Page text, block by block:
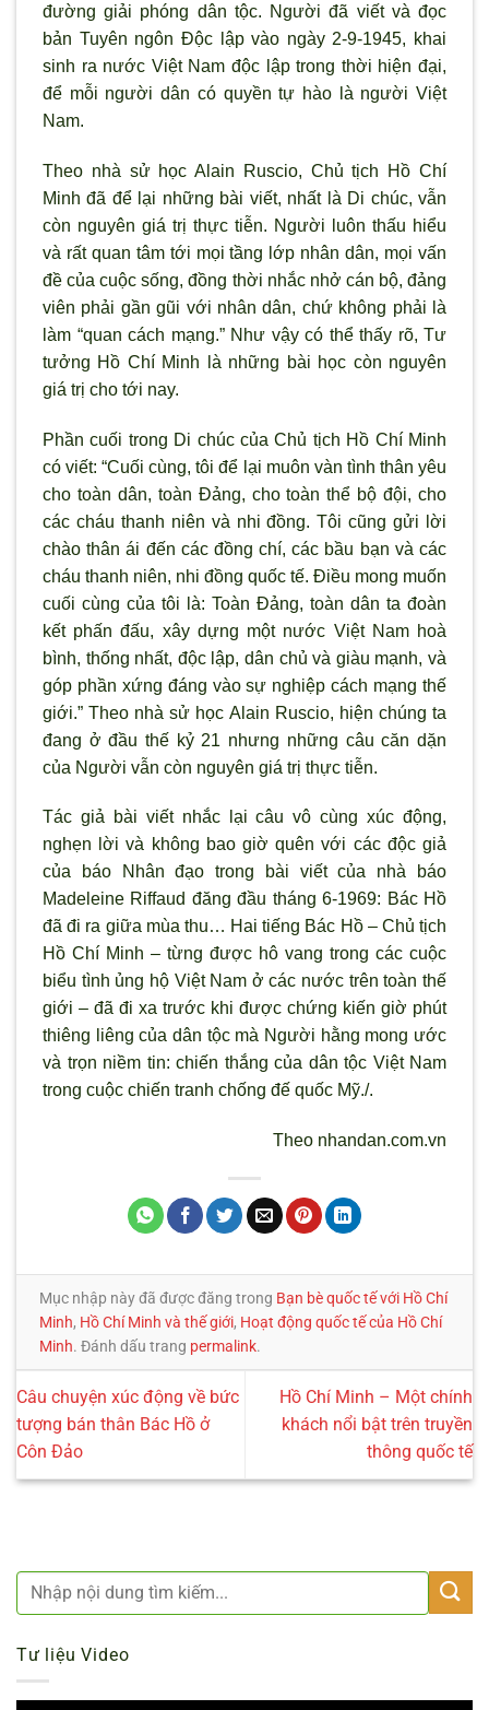
đường giải phóng dân tộc. Người đã viết và đọc
bản Tuyên ngôn Độc lập vào ngày 2-9-1945, khai
sinh ra nước Việt Nam độc lập trong thời hiện đại,
để mỗi người dân có quyền tự hào là người Việt
Nam.
Theo nhà sử học Alain Ruscio, Chủ tịch Hồ Chí
Minh đã để lại những bài viết, nhất là Di chúc, vẫn
còn nguyên giá trị thực tiễn. Người luôn thấu hiểu
và rất quan tâm tới mọi tầng lớp nhân dân, mọi vấn
đề của cuộc sống, đồng thời nhắc nhở cán bộ, đảng
viên phải gần gũi với nhân dân, chứ không phải là
làm “quan cách mạng.” Như vậy có thể thấy rõ, Tư
tưởng Hồ Chí Minh là những bài học còn nguyên
giá trị cho tới nay.
Phần cuối trong Di chúc của Chủ tịch Hồ Chí Minh
có viết: “Cuối cùng, tôi để lại muôn vàn tình thân yêu
cho toàn dân, toàn Đảng, cho toàn thể bộ đội, cho
các cháu thanh niên và nhi đồng. Tôi cũng gửi lời
chào thân ái đến các đồng chí, các bầu bạn và các
cháu thanh niên, nhi đồng quốc tế. Điều mong muốn
cuối cùng của tôi là: Toàn Đảng, toàn dân ta đoàn
kết phấn đấu, xây dựng một nước Việt Nam hoà
bình, thống nhất, độc lập, dân chủ và giàu mạnh, và
góp phần xứng đáng vào sự nghiệp cách mạng thế
giới.” Theo nhà sử học Alain Ruscio, hiện chúng ta
đang ở đầu thế kỷ 21 nhưng những câu căn dặn
của Người vẫn còn nguyên giá trị thực tiễn.
Tác giả bài viết nhắc lại câu vô cùng xúc động,
nghẹn lời và không bao giờ quên với các độc giả
của báo Nhân đạo trong bài viết của nhà báo
Madeleine Riffaud đăng đầu tháng 6-1969: Bác Hồ
đã đi ra giữa mùa thu… Hai tiếng Bác Hồ – Chủ tịch
Hồ Chí Minh – từng được hô vang trong các cuộc
biểu tình ủng hộ Việt Nam ở các nước trên toàn thế
giới – đã đi xa trước khi được chứng kiến giờ phút
thiêng liêng của dân tộc mà Người hằng mong ước
và trọn niềm tin: chiến thắng của dân tộc Việt Nam
trong cuộc chiến tranh chống đế quốc Mỹ./.
Theo nhandan.com.vn
Mục nhập này đã được đăng trong Bạn bè quốc tế với Hồ Chí
Minh, Hồ Chí Minh và thế giới, Hoạt động quốc tế của Hồ Chí
Minh. Đánh dấu trang permalink.
Câu chuyện xúc động về bức
tượng bán thân Bác Hồ ở
Côn Đảo
Hồ Chí Minh – Một chính
khách nổi bật trên truyền
thông quốc tế
Tư liệu Video